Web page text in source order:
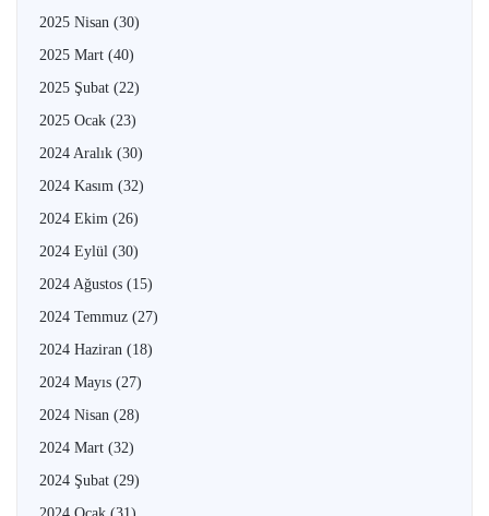
2025 Nisan (30)
2025 Mart (40)
2025 Şubat (22)
2025 Ocak (23)
2024 Aralık (30)
2024 Kasım (32)
2024 Ekim (26)
2024 Eylül (30)
2024 Ağustos (15)
2024 Temmuz (27)
2024 Haziran (18)
2024 Mayıs (27)
2024 Nisan (28)
2024 Mart (32)
2024 Şubat (29)